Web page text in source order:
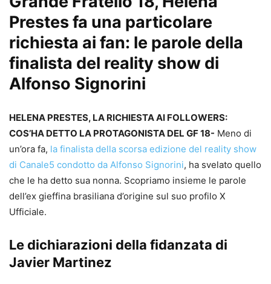
Prestes fa una particolare
richiesta ai fan: le parole della
finalista del reality show di
Alfonso Signorini
HELENA PRESTES, LA RICHIESTA AI FOLLOWERS:
COS’HA DETTO LA PROTAGONISTA DEL GF 18- Meno di
un’ora fa, la finalista della scorsa edizione del reality show
di Canale5 condotto da Alfonso Signorini, ha svelato quello
che le ha detto sua nonna. Scopriamo insieme le parole
dell’ex gieffina brasiliana d’origine sul suo profilo X
Ufficiale.
Le dichiarazioni della fidanzata di
Javier Martinez